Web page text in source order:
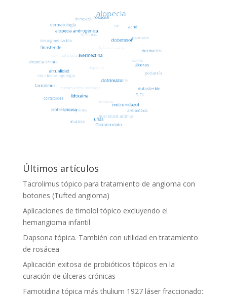
Últimos artículos
Tacrolimus tópico para tratamiento de angioma con
botones (Tufted angioma)
Aplicaciones de timolol tópico excluyendo el
hemangioma infantil
Dapsona tópica. También con utilidad en tratamiento
de rosácea
Aplicación exitosa de probióticos tópicos en la
curación de úlceras crónicas
Famotidina tópica más thulium 1927 láser fraccionado: